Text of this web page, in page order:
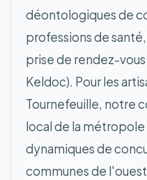
déontologiques de
professions de
prise de rendez-
Keldoc). Pour les
Tournefeuille, notre
local de la
dynamiques de
communes de